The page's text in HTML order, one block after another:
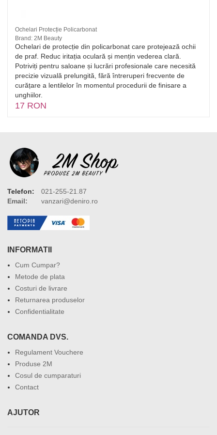
Ochelari Protecție Policarbonat
Brand: 2M Beauty
Ochelari de protecție din policarbonat care protejează ochii
de praf. Reduc iritația oculară și mențin vederea clară.
Potriviți pentru saloane și lucrări profesionale care necesită
precizie vizuală prelungită, fără întreruperi frecvente de
curățare a lentilelor în momentul procedurii de finisare a
unghiilor.
17 RON
Telefon:
021-255-21.87
Email:
vanzari@deniro.ro
INFORMATII
Cum Cumpar?
Metode de plata
Costuri de livrare
Returnarea produselor
Confidentialitate
COMANDA DVS.
Regulament Vouchere
Produse 2M
Cosul de cumparaturi
Contact
AJUTOR